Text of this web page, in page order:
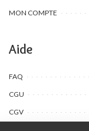
MON COMPTE
Aide
FAQ
CGU
CGV